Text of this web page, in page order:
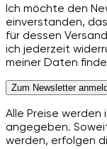
Ich möchte den
einverstanden,
für dessen
ich jederzeit
meiner Daten
Zum Newsletter
Alle Preise
angegeben.
werden, erfolgen